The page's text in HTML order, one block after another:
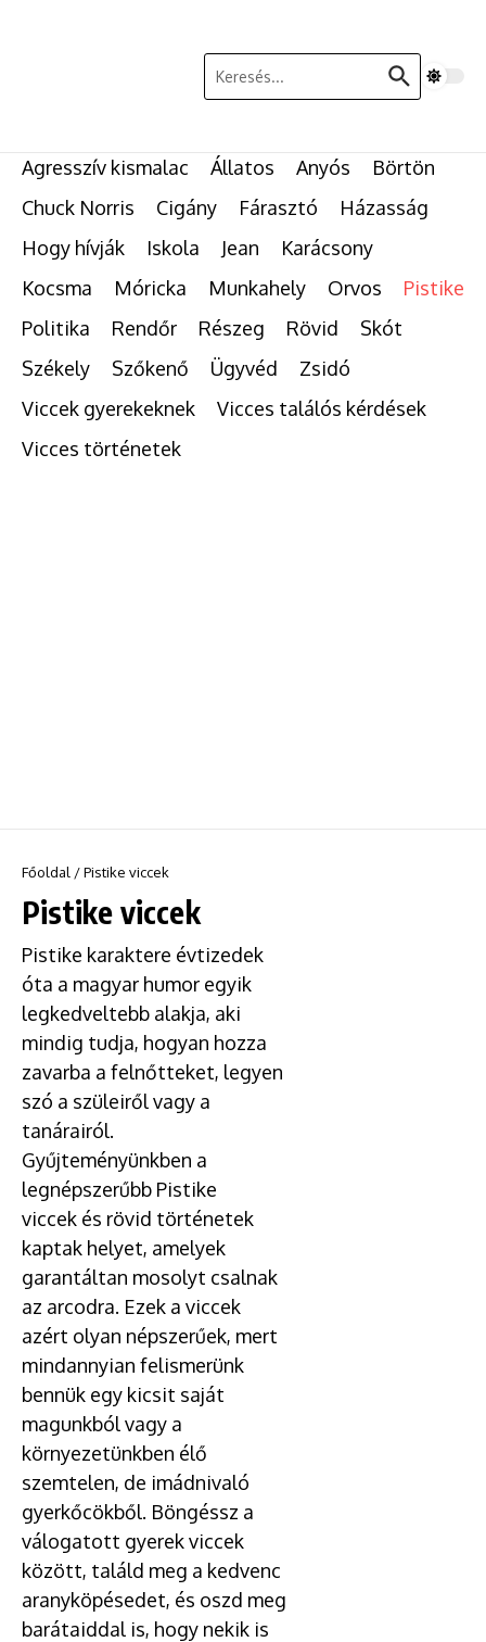
Keresés:
Agresszív kismalac Állatos Anyós
Börtön
Chuck Norris
Cigány Fárasztó
Házasság
Hogy hívják
Iskola Jean
Karácsony
Kocsma
Móricka Munkahely Orvos
Pistike
Politika
Rendőr Részeg Rövid
Skót
Székely
Szőkenő Ügyvéd
Zsidó
Viccek gyerekeknek
Vicces találós kérdések
Vicces történetek
Főoldal /Pistike viccek
Pistike viccek
Pistike karaktere évtizedek
óta a magyar humor egyik
legkedveltebb alakja, aki
mindig tudja, hogyan hozza
zavarba a felnőtteket, legyen
szó a szüleiről vagy a
tanárairól.
Gyűjteményünkben a
legnépszerűbb Pistike
viccek és rövid történetek
kaptak helyet, amelyek
garantáltan mosolyt csalnak
az arcodra. Ezek a viccek
azért olyan népszerűek, mert
mindannyian felismerünk
bennük egy kicsit saját
magunkból vagy a
környezetünkben élő
szemtelen, de imádnivaló
gyerkőcökből. Böngéssz a
válogatott gyerek viccek
között, találd meg a kedvenc
aranyköpésedet, és oszd meg
barátaiddal is, hogy nekik is